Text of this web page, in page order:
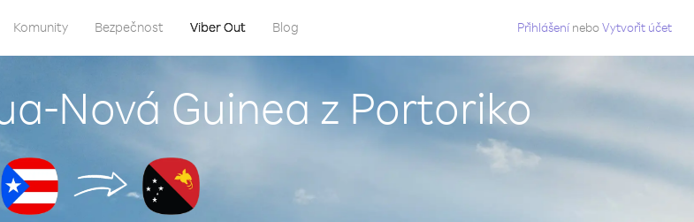
Komunity Bezpečnost Viber Out Blog Přihlášení neboVytvořit účet
Nová Guinea z Portoriko